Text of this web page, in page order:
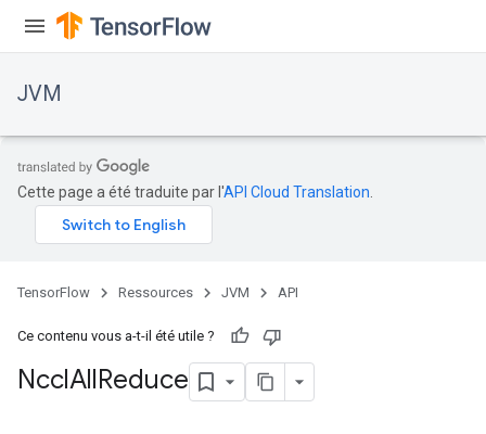
JVM
Cette page a été traduite par l'API Cloud Translation
TensorFlow Ressources JVM API
Ce contenu vous a-t-il été utile ?
NcclAllReduce